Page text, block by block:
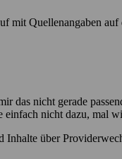
mit Quellenangaben auf
nicht gerade
einfach nicht dazu, mal
über